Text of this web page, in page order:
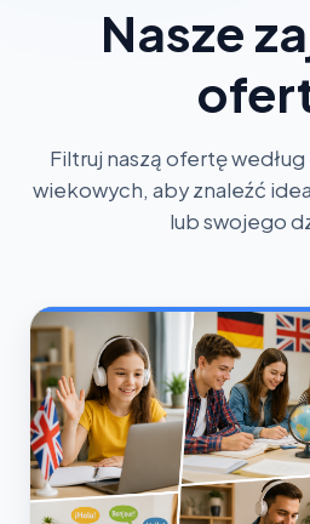
Nasze
Filtruj naszą ofertę
wiekowych, aby znaleźć
lub swojego